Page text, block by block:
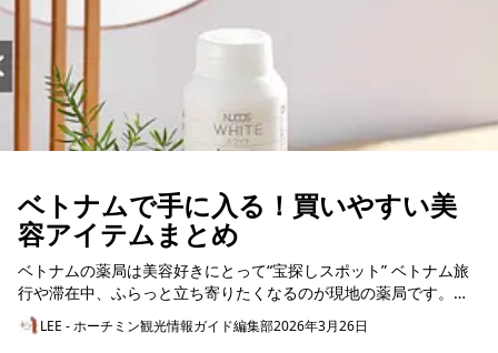
ベトナムで手に入る！買いやすい美
容アイテムまとめ
ベトナムの薬局は美容好きにとって“宝探しスポット” ベトナム旅
行や滞在中、ふらっと立ち寄りたくなるのが現地の薬局です。薬
局というと胃腸薬や風邪薬を買う場所というイメ...
LEE - ホーチミン観光情報ガイド編集部2026年3月26日